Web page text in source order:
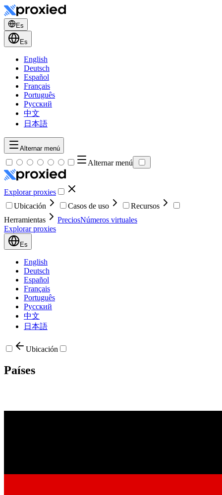
Es
Es
English
Deutsch
Español
Français
Português
Русский
中文
日本語
Alternar menú
Alternar menú
Explorar proxies
Ubicación
Casos de uso
Recursos
Herramientas
PreciosNúmeros virtuales
Explorar proxies
Es
English
Deutsch
Español
Français
Português
Русский
中文
日本語
Ubicación
Países